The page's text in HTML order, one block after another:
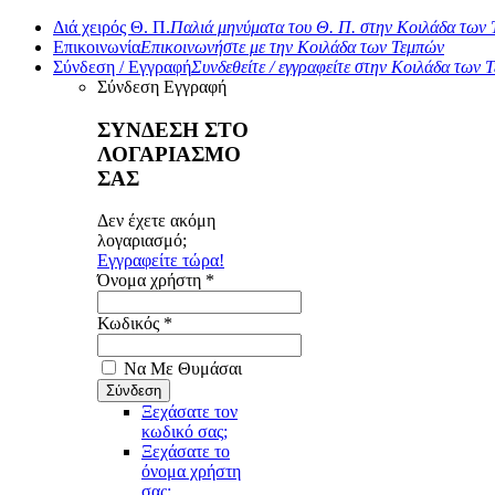
Διά χειρός Θ. Π.Παλιά μηνύματα του Θ. Π. στην Κοιλάδα των
ΕπικοινωνίαΕπικοινωνήστε με την Κοιλάδα των Τεμπών
Σύνδεση / ΕγγραφήΣυνδεθείτε / εγγραφείτε στην Κοιλάδα των
Σύνδεση Εγγραφή
ΣΥΝΔΕΣΗ ΣΤΟ
ΛΟΓΑΡΙΑΣΜΟ
ΣΑΣ
Δεν έχετε ακόμη
λογαριασμό;
Εγγραφείτε τώρα!
Όνομα χρήστη *
Κωδικός *
Να Με Θυμάσαι
Ξεχάσατε τον
κωδικό σας;
Ξεχάσατε το
όνομα χρήστη